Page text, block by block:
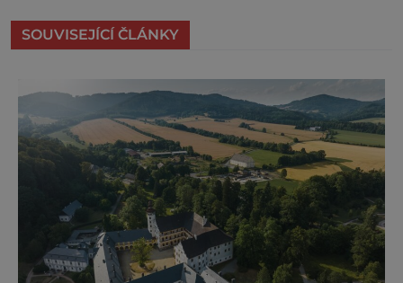
SOUVISEJÍCÍ ČLÁNKY